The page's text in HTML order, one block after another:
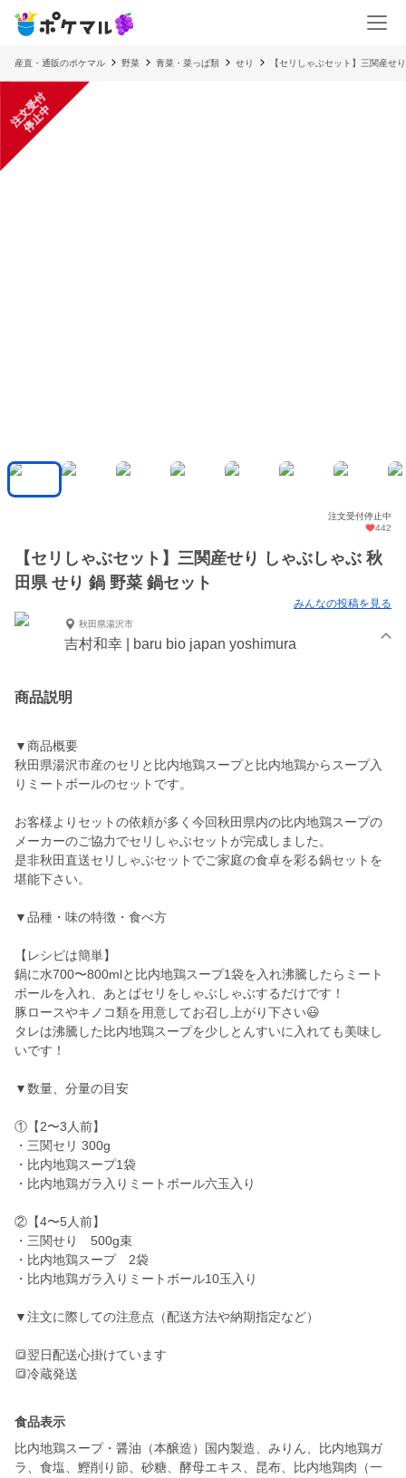
産直・通販のポケマル 野菜 青菜・菜っぱ類 せり 【セリしゃぶセット】三関産せ
注
文
受
付
停
止
中
注文受付停止中
442
【セリしゃぶセット】三関産せり しゃぶしゃぶ 秋
田県 せり 鍋 野菜 鍋セット
みんなの投稿を見る
秋田県湯沢市
吉村和幸 | baru bio japan yoshimura
商品説明
▼商品概要
秋田県湯沢市産のセリと比内地鶏スープと比内地鶏からスープ入
りミートボールのセットです。
お客様よりセットの依頼が多く今回秋田県内の比内地鶏スープの
メーカーのご協力でセリしゃぶセットが完成しました。
是非秋田直送セリしゃぶセットでご家庭の食卓を彩る鍋セットを
堪能下さい。
▼品種・味の特徴・食べ方
【レシピは簡単】
鍋に水700〜800mlと比内地鶏スープ1袋を入れ沸騰したらミート
ボールを入れ、あとばセリをしゃぶしゃぶするだけです！
豚ロースやキノコ類を用意してお召し上がり下さい😃
タレは沸騰した比内地鶏スープを少しとんすいに入れても美味し
いです！
▼数量、分量の目安
①【2〜3人前】
・三関セリ 300g
・比内地鶏スープ1袋
・比内地鶏ガラ入りミートボール六玉入り
②【4〜5人前】
・三関せり 500g束
・比内地鶏スープ 2袋
・比内地鶏ガラ入りミートボール10玉入り
▼注文に際しての注意点（配送方法や納期指定など）
🔳翌日配送心掛けています
🔳冷蔵発送
食品表示
比内地鶏スープ・醤油（本醸造）国内製造、みりん、比内地鶏ガ
ラ、食塩、鰹削り節、砂糖、酵母エキス、昆布、比内地鶏肉（一